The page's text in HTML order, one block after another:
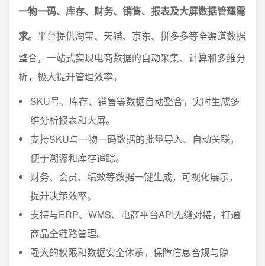
一物一码、库存、财务、销售、报表及大屏数据管理需
求。 平台提供淘宝、天猫、京东、拼多多等全渠道数据
整合，一站式实现电商数据的自动采集、计算和多维分
析，极大提升管理效率。
SKU号、库存、销售等数据自动整合，实时生成多
维分析报表和大屏。
支持SKU与一物一码数据的批量导入、自动关联，
便于溯源和库存追踪。
财务、会员、绩效等数据一键生成，可视化展示，
提升决策效率。
支持与ERP、WMS、电商平台API无缝对接，打通
商品全链路管理。
强大的权限和数据安全体系，保障信息合规与隐